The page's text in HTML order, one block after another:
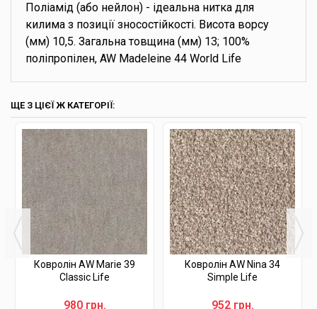
Поліамід (або нейлон) - ідеальна нитка для
килима з позиції зносостійкості. Висота ворсу
(мм) 10,5. Загальна товщина (мм) 13; 100%
поліпропілен, AW Madeleine 44 World Life
ЩЕ З ЦІЄЇ Ж КАТЕГОРІЇ:
Ковролін AW Marie 39
Classic Life
980 грн.
Ковролін AW Nina 34
Simple Life
952 грн.